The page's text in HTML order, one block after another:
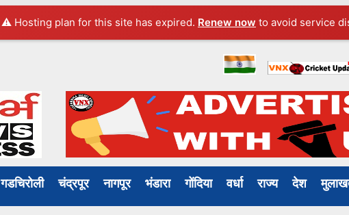
⚠️ Hosting plan for this site has expired. Renew now to avoid service
गडचिरोली चंद्रपूर नागपूर भंडारा गोंदिया वर्धा राज्य देश